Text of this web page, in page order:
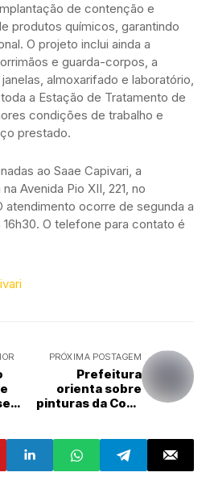
de contenção e
produtos químicos, garantindo
O projeto inclui ainda a
e guarda-corpos, a
almoxarifado e laboratório,
a Estação de Tratamento de
condições de trabalho e
prestado.
ao Saae Capivari, a
Avenida Pio XII, 221, no
atendimento ocorre de segunda a
O telefone para contato é
PRÓXIMA POSTAGEM
Prefeitura
orienta sobre
pinturas da Copa
segurança no
trânsito